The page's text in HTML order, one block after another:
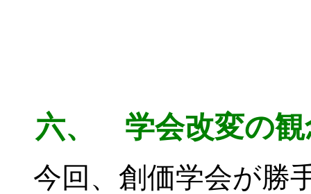
六、 学会改変の観
今回、創価学会が勝